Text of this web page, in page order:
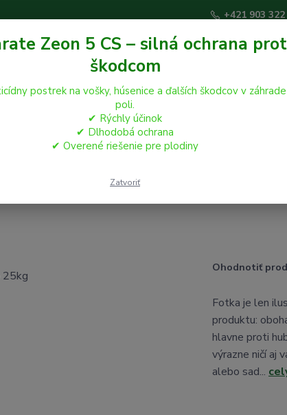
+421 903
Hospodárske zvieratá
Ohodnotiť
Fotka je len
produktu:
hlavne proti
výrazne ničí aj
alebo sad...
Zeon 5 CS – silná ochrana
škodcom
postrek na vošky, húsenice a ďalších škodcov v
poli.
✔ Rýchly účinok
✔ Dlhodobá ochrana
✔ Overené riešenie pre plodiny
Zatvoriť